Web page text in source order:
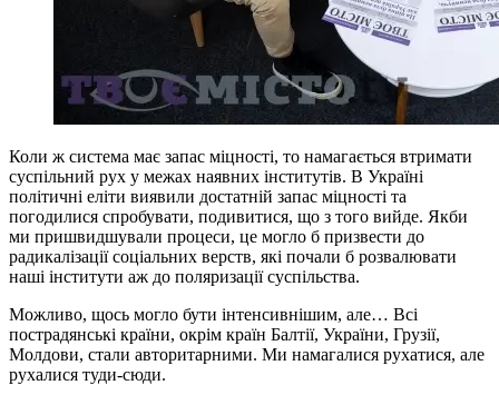
Коли ж система має запас міцності, то намагається втримати
суспільний рух у межах наявних інститутів. В Україні
політичні еліти виявили достатній запас міцності та
погодилися спробувати, подивитися, що з того вийде. Якби
ми пришвидшували процеси, це могло б призвести до
радикалізації соціальних верств, які почали б розвалювати
наші інститути аж до поляризації суспільства.
Можливо, щось могло бути інтенсивнішим, але… Всі
пострадянські країни, окрім країн Балтії, України, Грузії,
Молдови, стали авторитарними. Ми намагалися рухатися, але
рухалися туди-сюди.